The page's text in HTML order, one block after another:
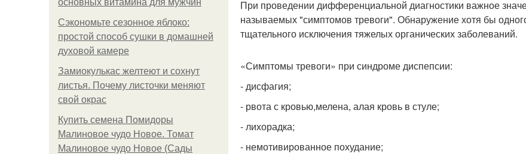
основных витамина для мужчин
Сэкономьте сезонное яблоко:
простой способ сушки в домашней
духовой камере
Замиокулькас желтеют и сохнут
листья. Почему листочки меняют
свой окрас
Купить семена Помидоры
Малиновое чудо Новое. Томат
Малиновое чудо Новое (Сады
При проведении дифференциальной диагностики важное
называемых "симптомов тревоги". Обнаружение хотя бы
тщательного исключения тяжелых органических заболеваний.
«Симптомы тревоги» при синдроме диспепсии:
- дисфагия;
- рвота с кровью,мелена, алая кровь в стуле;
- лихорадка;
- немотивированное похудание;